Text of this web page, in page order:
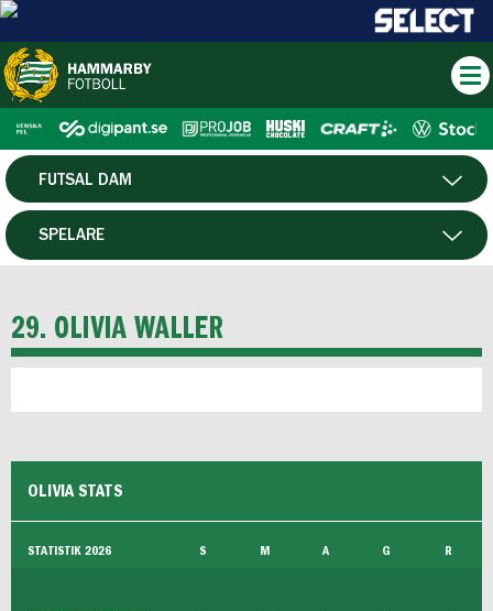
HERR
HTFF
F19
FUTSAL HERR
FUTSAL DAM
SPELARE
29. OLIVIA WALLER
OLIVIA STATS
STATISTIK 2026 S M A G R